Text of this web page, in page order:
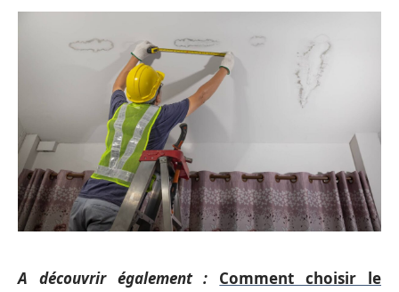
A découvrir également : Comment choisir le